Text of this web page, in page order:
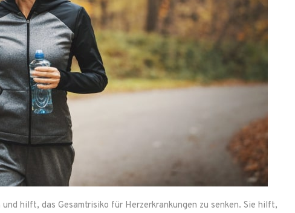
hilft, das Gesamtrisiko für Herzerkrankungen zu senken. Sie hilft,